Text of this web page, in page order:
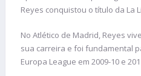
Reyes conquistou o título da La
No Atlético de Madrid, Reyes
sua carreira e foi fundamental
Europa League em 2009-10 e